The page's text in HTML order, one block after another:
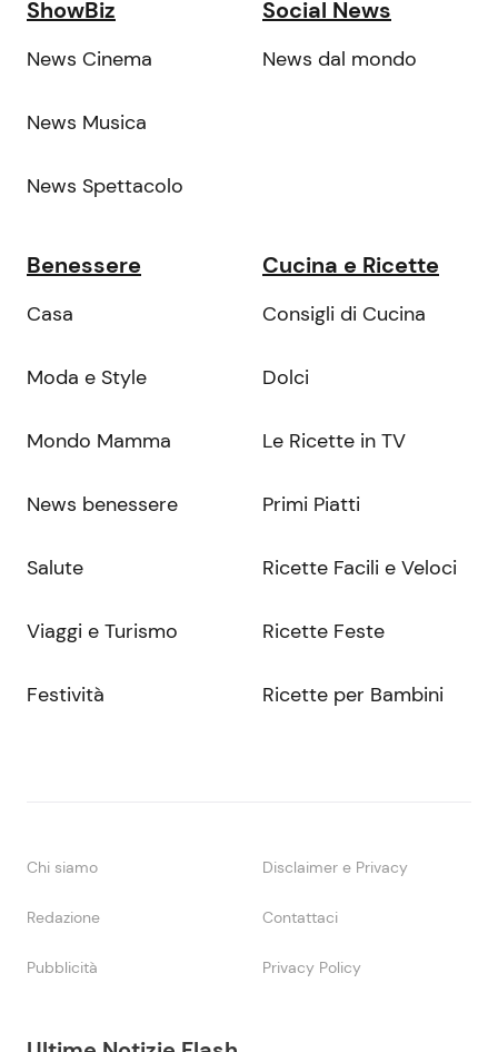
ShowBiz
News Cinema
News Musica
News Spettacolo
Social News
News dal mondo
Benessere
Casa
Moda e Style
Mondo Mamma
News benessere
Salute
Viaggi e Turismo
Festività
Cucina e Ricette
Consigli di Cucina
Dolci
Le Ricette in TV
Primi Piatti
Ricette Facili e Veloci
Ricette Feste
Ricette per Bambini
Chi siamo Disclaimer e Privacy
Redazione Contattaci
Pubblicità Privacy Policy